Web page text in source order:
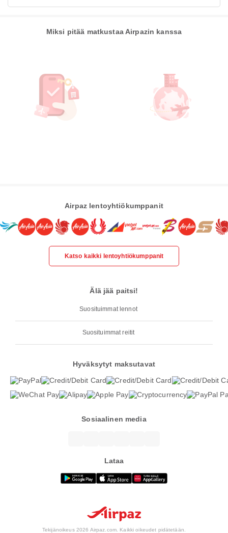
Miksi pitää matkustaa Airpazin kanssa
Airpaz lentoyhtiökumppanit
Katso kaikki lentoyhtiökumppanit
Älä jää paitsi!
Suosituimmat lennot
Suosituimmat reitit
Hyväksytyt maksutavat
Sosiaalinen media
Lataa
Tekijänoikeus 2026 Airpaz.com. Kaikki oikeudet pidätetään.